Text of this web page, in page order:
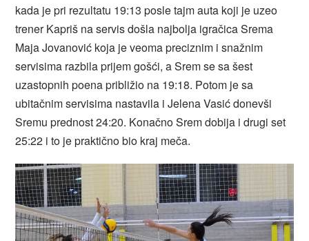
kada je pri rezultatu 19:13 posle tajm auta koji je uzeo
trener Kapriš na servis došla najbolja igračica Srema
Maja Jovanović koja je veoma preciznim i snažnim
servisima razbila prijem gošći, a Srem se sa šest
uzastopnih poena približio na 19:18. Potom je sa
ubitačnim servisima nastavila i Jelena Vasić donevši
Sremu prednost 24:20. Konačno Srem dobija i drugi set
25:22 i to je praktično bio kraj meča.